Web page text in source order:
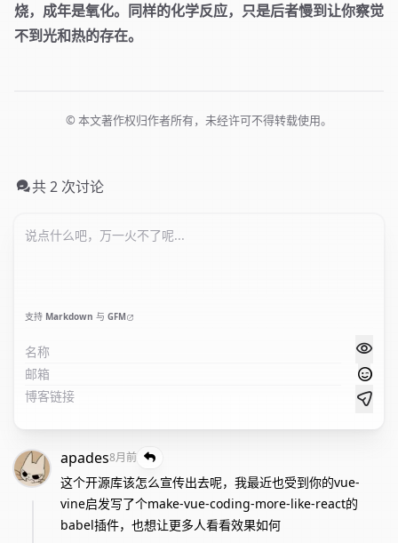
烧，成年是氧化。同样的化学反应，只是后者慢到让你察觉
不到光和热的存在。
© 本文著作权归作者所有，未经许可不得转载使用。
共 2 次讨论
支持 Markdown 与 GFM
apades8月前
这个开源库该怎么宣传出去呢，我最近也受到你的vue-
vine启发写了个make-vue-coding-more-like-react的
babel插件，也想让更多人看看效果如何